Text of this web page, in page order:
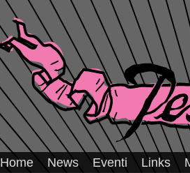
Home News Eventi Links